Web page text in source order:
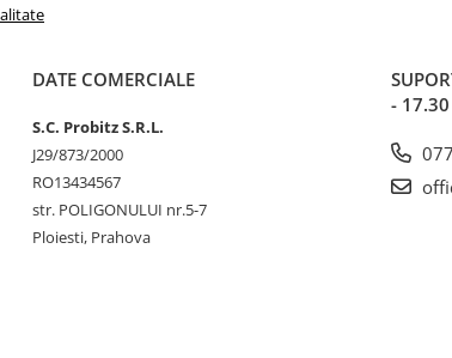
DATE COMERCIALE
S.C. Probitz S.R.L.
J29/873/2000
RO13434567
str. POLIGONULUI nr.5-7
Ploiesti, Prahova
- 17.30